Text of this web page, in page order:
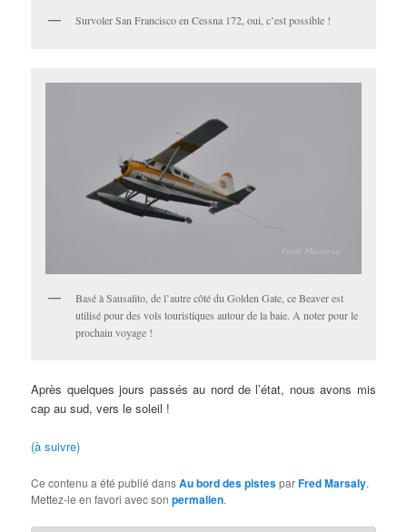
Survoler San Francisco en Cessna 172, oui, c’est possible !
Basé à Sausalito, de l’autre côté du Golden Gate, ce Beaver est
utilisé pour des vols touristiques autour de la baie. A noter pour le
prochain voyage !
Après quelques jours passés au nord de l’état, nous avons mis
cap au sud, vers le soleil !
(à suivre)
Ce contenu a été publié dansAu bord des pistesparFred Marsaly.
Mettez-le en favori avec sonpermalien.